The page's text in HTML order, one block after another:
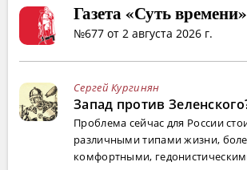
Газета «Суть времени»
№677 от 2 августа 2026 г.
Сергей Кургинян
Запад против
Проблема сейчас для России
различными типами жизни,
комфортными,